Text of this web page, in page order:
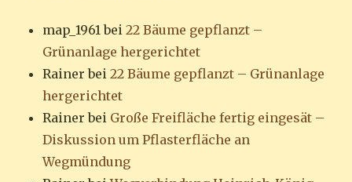
map_1961bei22 Bäume gepflanzt –
Grünanlage hergerichtet
Rainer bei22 Bäume gepflanzt – Grünanlage
hergerichtet
Rainer bei Große Freifläche fertig eingesät –
Diskussion um Pflasterfläche an
Wegmündung